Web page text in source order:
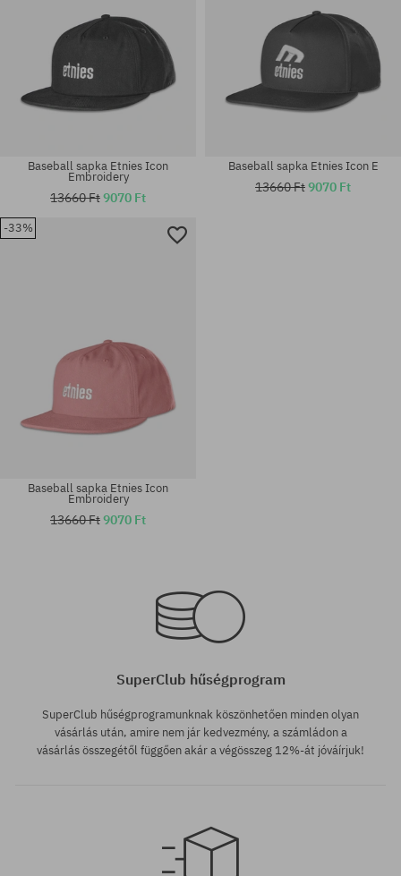
Baseball sapka Etnies Icon
Embroidery
13660 Ft9070 Ft
Baseball sapka Etnies Icon E
13660 Ft9070 Ft
-33%
Baseball sapka Etnies Icon
Embroidery
13660 Ft9070 Ft
SuperClub hűségprogram
SuperClub hűségprogramunknak köszönhetően minden olyan
vásárlás után, amire nem jár kedvezmény, a számládon a
vásárlás összegétől függően akár a végösszeg 12%-át jóváírjuk!